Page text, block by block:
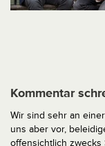
Kommentar
Wir sind sehr an
uns aber vor,
offensichtlich zwecks